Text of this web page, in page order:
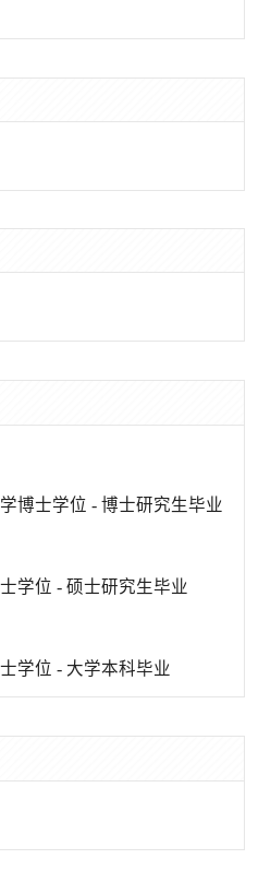
博士学位 - 博士研究生毕业
学位 - 硕士研究生毕业
学位 - 大学本科毕业